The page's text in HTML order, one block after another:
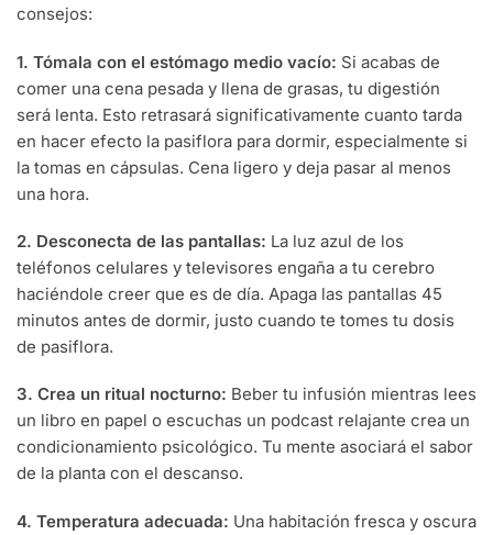
consejos:
1. Tómala con el estómago medio vacío: Si acabas de
comer una cena pesada y llena de grasas, tu digestión
será lenta. Esto retrasará significativamente cuanto tarda
en hacer efecto la pasiflora para dormir, especialmente si
la tomas en cápsulas. Cena ligero y deja pasar al menos
una hora.
2. Desconecta de las pantallas: La luz azul de los
teléfonos celulares y televisores engaña a tu cerebro
haciéndole creer que es de día. Apaga las pantallas 45
minutos antes de dormir, justo cuando te tomes tu dosis
de pasiflora.
3. Crea un ritual nocturno: Beber tu infusión mientras lees
un libro en papel o escuchas un podcast relajante crea un
condicionamiento psicológico. Tu mente asociará el sabor
de la planta con el descanso.
4. Temperatura adecuada: Una habitación fresca y oscura